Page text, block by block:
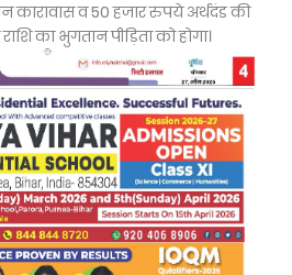
कारावास व 50 हजार रुपये अर्थदंड की
का भुगतान पीड़िता को होगा।